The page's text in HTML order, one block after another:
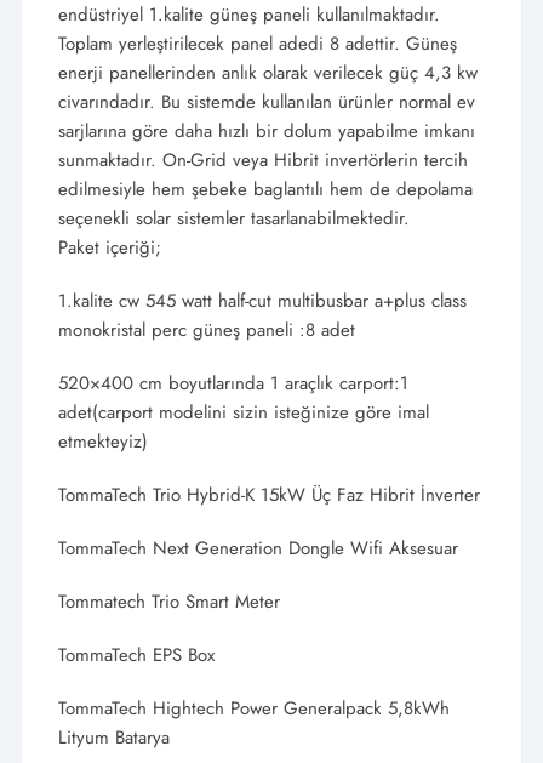
endüstriyel 1.kalite güneş paneli kullanılmaktadır.
Toplam yerleştirilecek panel adedi 8 adettir. Güneş
enerji panellerinden anlık olarak verilecek güç 4,3 kw
civarındadır. Bu sistemde kullanılan ürünler normal ev
sarjlarına göre daha hızlı bir dolum yapabilme imkanı
sunmaktadır. On-Grid veya Hibrit invertörlerin tercih
edilmesiyle hem şebeke baglantılı hem de depolama
seçenekli solar sistemler tasarlanabilmektedir.
Paket içeriği;
1.kalite cw 545 watt half-cut multibusbar a+plus class
monokristal perc güneş paneli :8 adet
520×400 cm boyutlarında 1 araçlık carport:1
adet(carport modelini sizin isteğinize göre imal
etmekteyiz)
TommaTech Trio Hybrid-K 15kW Üç Faz Hibrit İnverter
TommaTech Next Generation Dongle Wifi Aksesuar
Tommatech Trio Smart Meter
TommaTech EPS Box
TommaTech Hightech Power Generalpack 5,8kWh
Lityum Batarya